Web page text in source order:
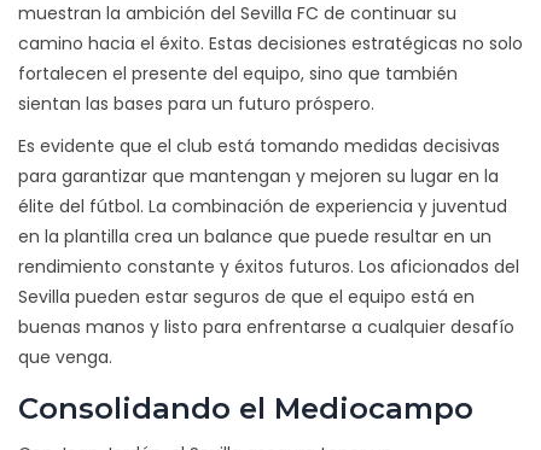
muestran la ambición del Sevilla FC de continuar su
camino hacia el éxito. Estas decisiones estratégicas no solo
fortalecen el presente del equipo, sino que también
sientan las bases para un futuro próspero.
Es evidente que el club está tomando medidas decisivas
para garantizar que mantengan y mejoren su lugar en la
élite del fútbol. La combinación de experiencia y juventud
en la plantilla crea un balance que puede resultar en un
rendimiento constante y éxitos futuros. Los aficionados del
Sevilla pueden estar seguros de que el equipo está en
buenas manos y listo para enfrentarse a cualquier desafío
que venga.
Consolidando el Mediocampo